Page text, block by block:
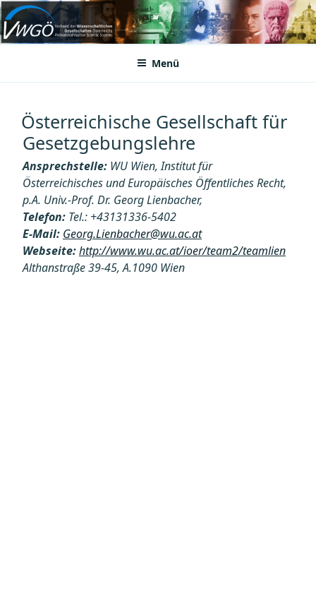
Zum
Inhalt
springenVWGÖ
Federation of Austrian Scientific Societies
Menü
Österreichische Gesellschaft für
Gesetzgebungslehre
Ansprechstelle: WU Wien, Institut für
Österreichisches und Europäisches Öffentliches Recht,
p.A. Univ.-Prof. Dr. Georg Lienbacher,
Telefon: Tel.: +43131336-5402
E-Mail: Georg.Lienbacher@wu.ac.at
Webseite:http://www.wu.ac.at/ioer/team2/teamlien
Althanstraße 39-45, A.1090 Wien